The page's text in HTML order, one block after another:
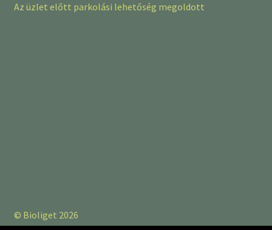
Az üzlet előtt parkolási lehetőség megoldott
© Bioliget 2026